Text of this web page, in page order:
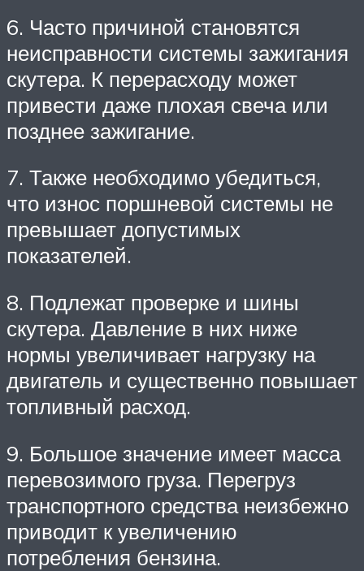
6. Часто причиной становятся
неисправности системы зажигания
скутера. К перерасходу может
привести даже плохая свеча или
позднее зажигание.
7. Также необходимо убедиться,
что износ поршневой системы не
превышает допустимых
показателей.
8. Подлежат проверке и шины
скутера. Давление в них ниже
нормы увеличивает нагрузку на
двигатель и существенно повышает
топливный расход.
9. Большое значение имеет масса
перевозимого груза. Перегруз
транспортного средства неизбежно
приводит к увеличению
потребления бензина.